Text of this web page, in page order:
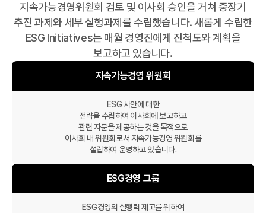
지속가능경영위원회 검토 및 이사회 승인을 거쳐 중장기
추진 과제와 세부 실행과제를 수립했습니다.새롭게 수립한
ESG Initiatives는 매월 경영진에게 진척도와 계획을
보고하고 있습니다.
지속가능경영 위원회
ESG 사안에 대한
전략을 수립하여 이사회에 보고하고
관련 자문을 제공하는 것을 목적으로
이사회 내 위원회로서 지속가능경영 위원회를
설립하여 운영하고 있습니다.
ESG경영 그룹
ESG경영의 실행력 제고를 위하여